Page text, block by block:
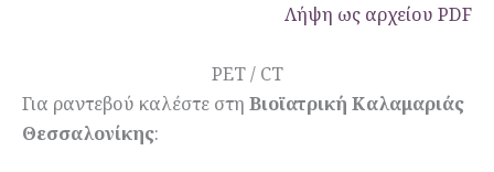
Λήψη ως αρχείου PDF
PET / CT
Για ραντεβού καλέστε στη Βιοϊατρική Καλαμαριάς
Θεσσαλονίκης: